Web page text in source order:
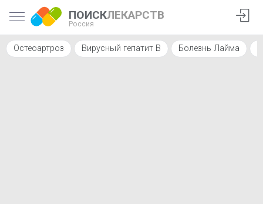
ПОИСКЛЕКАРСТВ
Россия
Остеоартроз Вирусный гепатит В Болезнь Лайма